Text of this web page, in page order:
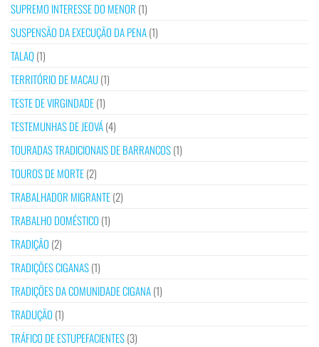
SUPREMO INTERESSE DO MENOR (1)
SUSPENSÃO DA EXECUÇÃO DA PENA(1)
TALAQ(1)
TERRITÓRIO DE MACAU(1)
TESTE DE VIRGINDADE(1)
TESTEMUNHAS DE JEOVÁ(4)
TOURADAS TRADICIONAIS DE BARRANCOS(1)
TOUROS DE MORTE(2)
TRABALHADOR MIGRANTE(2)
TRABALHO DOMÉSTICO (1)
TRADIÇÃO (2)
TRADIÇÕES CIGANAS(1)
TRADIÇÕES DA COMUNIDADE CIGANA(1)
TRADUÇÃO (1)
TRÁFICO DE ESTUPEFACIENTES(3)